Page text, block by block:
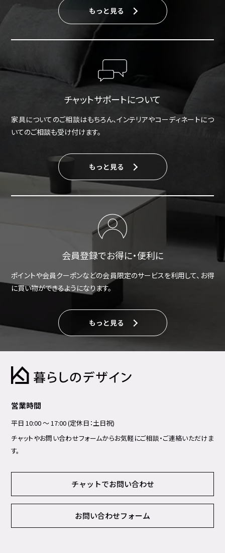
もっと見る
チャットサポートについて
家具についてのご相談はもちろん、インテリアやコーディネートにつ
いてのご相談も受け付けます。
もっと見る
会員登録でお得に・便利に
ポイントや会員クーポンなどの会員限定のサービスを利用して、お得
に買い物ができるようになります。
もっと見る
営業時間
平日 10:00 ～ 17:00 (定休日：土日祝)
チャットやお問い合わせフォームからお気軽にご相談・ご連絡いただけま
す。
チャットでお問い合わせ
お問い合わせフォーム